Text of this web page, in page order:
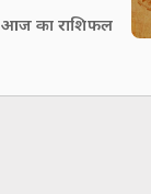
आज का राशिफल